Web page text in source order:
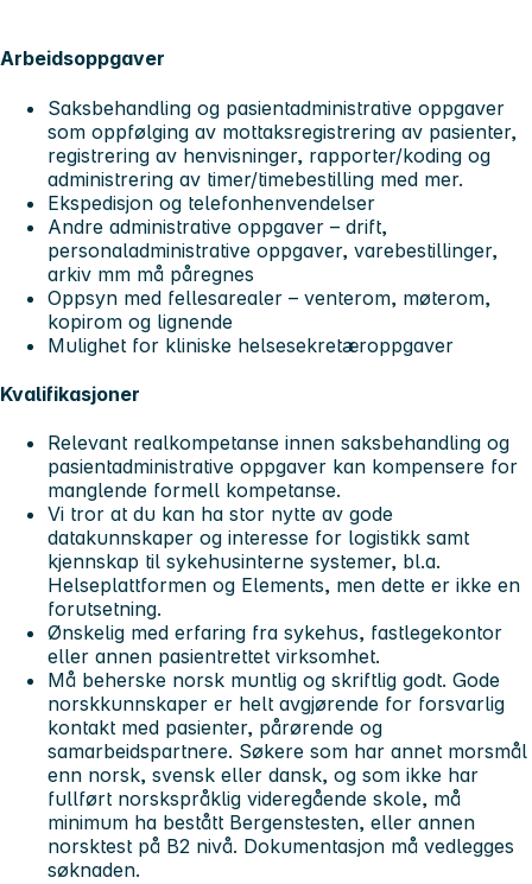
Arbeidsoppgaver
Saksbehandling og pasientadministrative oppgaver
som oppfølging av mottaksregistrering av pasienter,
registrering av henvisninger, rapporter/koding og
administrering av timer/timebestilling med mer.
Ekspedisjon og telefonhenvendelser
Andre administrative oppgaver – drift,
personaladministrative oppgaver, varebestillinger,
arkiv mm må påregnes
Oppsyn med fellesarealer – venterom, møterom,
kopirom og lignende
Mulighet for kliniske helsesekretæroppgaver
Kvalifikasjoner
Relevant realkompetanse innen saksbehandling og
pasientadministrative oppgaver kan kompensere for
manglende formell kompetanse.
Vi tror at du kan ha stor nytte av gode
datakunnskaper og interesse for logistikk samt
kjennskap til sykehusinterne systemer, bl.a.
Helseplattformen og Elements, men dette er ikke en
forutsetning.
Ønskelig med erfaring fra sykehus, fastlegekontor
eller annen pasientrettet virksomhet.
Må beherske norsk muntlig og skriftlig godt. Gode
norskkunnskaper er helt avgjørende for forsvarlig
kontakt med pasienter, pårørende og
samarbeidspartnere. Søkere som har annet morsmål
enn norsk, svensk eller dansk, og som ikke har
fullført norskspråklig videregående skole, må
minimum ha bestått Bergenstesten, eller annen
norsktest på B2 nivå. Dokumentasjon må vedlegges
søknaden.